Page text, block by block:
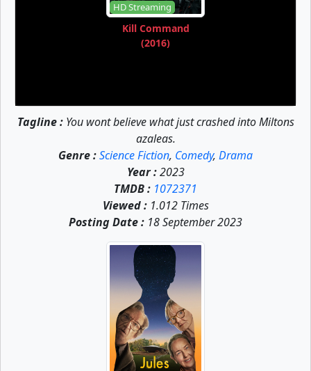
HD Streaming
Kill Command
(2016)
Tagline :You wont believe what just crashed into Miltons
azaleas.
Genre :Science Fiction, Comedy, Drama
Year :2023
TMDB : 1072371
Viewed :1.012 Times
Posting Date : 18 September 2023